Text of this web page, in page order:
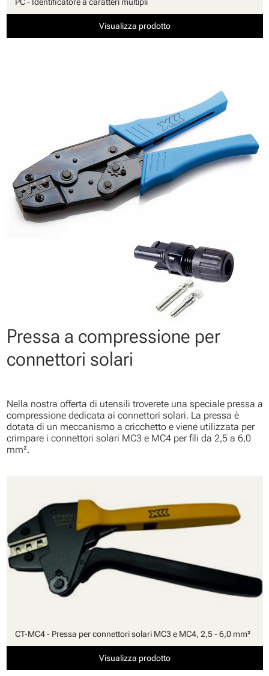
Visualizza prodotto
Pressa a compressione per
connettori solari
Nella nostra offerta di utensili troverete una speciale pressa a
compressione dedicata ai connettori solari. La pressa è
dotata di un meccanismo a cricchetto e viene utilizzata per
crimpare i connettori solari MC3 e MC4 per fili da 2,5 a 6,0
mm².
CT-MC4 - Pressa per connettori solari MC3 e MC4, 2,5 - 6,0 mm²
Visualizza prodotto